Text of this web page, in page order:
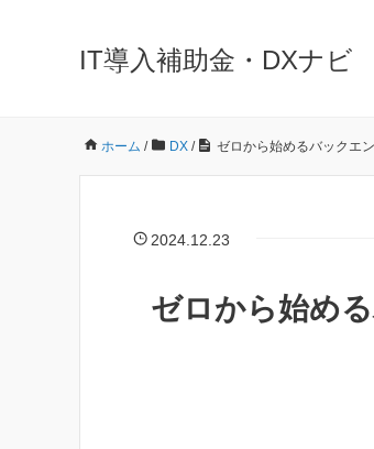
IT導入補助金・DXナビ
ホーム / DX / ゼロから始めるバックエ
2024.12.23
ゼロから始め